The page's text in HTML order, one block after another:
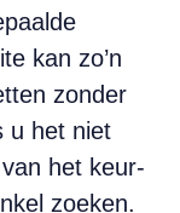
kan zo’n
zonder
u het niet
van het keur­
zoeken.